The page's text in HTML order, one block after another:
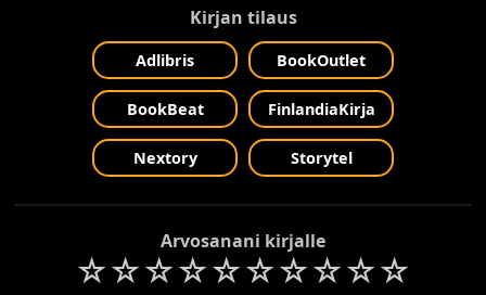
Kirjan tilaus
Adlibris BookOutlet
BookBeat FinlandiaKirja
Nextory Storytel
Arvosanani kirjalle
☆☆☆☆☆☆☆☆☆☆